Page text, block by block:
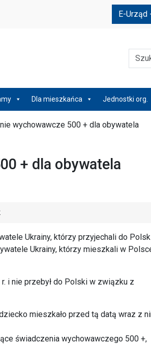
E-Urząd
Szukaj
Dla mieszkańca Jednostki org.
wychowawcze 500 + dla obywatela
+ dla obywatela
Ukrainy, którzy przyjechali do
Ukrainy, którzy mieszkali w
i nie przebył do Polski w związku z
mieszkało przed tą datą wraz z
świadczenia wychowawczego 500 +,